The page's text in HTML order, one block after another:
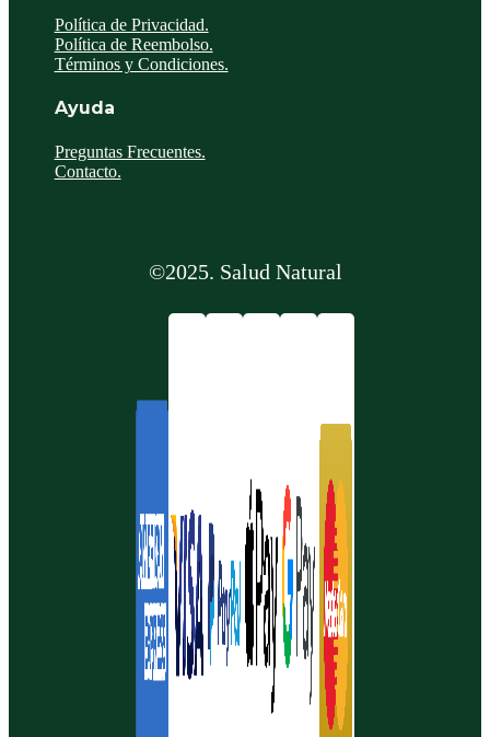
Política de Privacidad.
Política de Reembolso.
Términos y Condiciones.
Ayuda
Preguntas Frecuentes.
Contacto.
©2025. Salud Natural